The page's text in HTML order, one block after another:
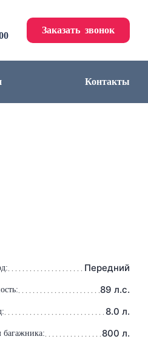
Заказать звонок
Контакты
Передний
89 л.с.
8.0 л.
багажника: 800 л.